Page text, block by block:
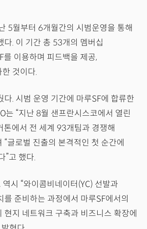
5월부터 6개월간의 시범운영을 통해
다. 이 기간 총 53개의 멤버십
를 이용하며 피드백을 제공,
것이다.
다. 시범 운영 기간에 마루SF에 합류한
는 “지난 8월 샌프란시스코에서 열린
톤에서 전 세계 93개팀과 경쟁해
“글로벌 진출의 본격적인 첫 순간에
”고 했다.
시 “와이콤비네이터(YC) 선발과
를 준비하는 과정에서 마루SF에서의
현지 네트워크 구축과 비즈니스 확장에